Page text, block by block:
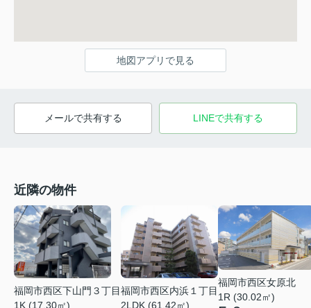
地図アプリで見る
メールで共有する LINEで共有する
近隣の物件
福岡市西区下山門３丁目
1K (17.30㎡)
福岡市西区内浜１丁目
2LDK (61.42㎡)
福岡市西区女原北
1R (30.02㎡)